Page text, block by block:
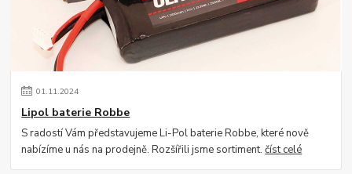
01.11.2024
Lipol baterie Robbe
S radostí Vám představujeme Li-Pol baterie Robbe, které nově
nabízíme u nás na prodejně. Rozšířili jsme sortiment.číst celé